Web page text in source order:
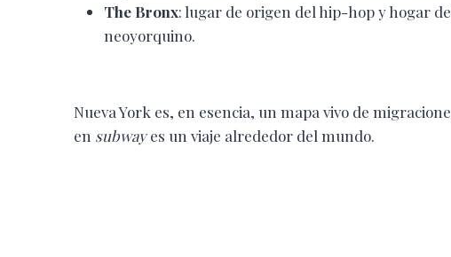
The Bronx: lugar de origen del hip-hop y hogar
neoyorquino.
Nueva York es, en esencia, un mapa vivo de
en subwayes un viaje alrededor del mundo.